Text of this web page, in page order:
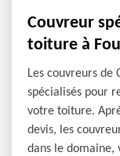
Couvreur
toiture à
Les couvreurs de
spécialisés pour
votre toiture.
devis, les
dans le domaine,